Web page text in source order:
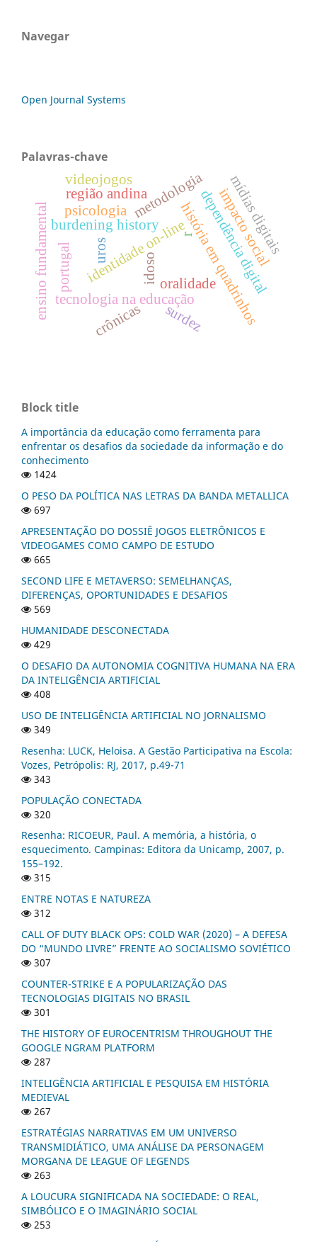
Navegar
Open Journal Systems
Palavras-chave
idoso
identidade on-linehistória em quadrinhos
burdening history
metodologia
oralidadedependência digital
impacto social
psicologia
ensino fundamental tecnologia na educação
mídias digitais
uros
crônicas surdez
região andina
videojogos
r
portugal
Block title
A importância da educação como ferramenta para
enfrentar os desafios da sociedade da informação e do
conhecimento
1424
O PESO DA POLÍTICA NAS LETRAS DA BANDA METALLICA
697
APRESENTAÇÃO DO DOSSIÊ JOGOS ELETRÔNICOS E
VIDEOGAMES COMO CAMPO DE ESTUDO
665
SECOND LIFE E METAVERSO: SEMELHANÇAS,
DIFERENÇAS, OPORTUNIDADES E DESAFIOS
569
HUMANIDADE DESCONECTADA
429
O DESAFIO DA AUTONOMIA COGNITIVA HUMANA NA ERA
DA INTELIGÊNCIA ARTIFICIAL
408
USO DE INTELIGÊNCIA ARTIFICIAL NO JORNALISMO
349
Resenha: LUCK, Heloisa. A Gestão Participativa na Escola:
Vozes, Petrópolis: RJ, 2017, p.49-71
343
POPULAÇÃO CONECTADA
320
Resenha: RICOEUR, Paul. A memória, a história, o
esquecimento. Campinas: Editora da Unicamp, 2007, p.
155–192.
315
ENTRE NOTAS E NATUREZA
312
CALL OF DUTY BLACK OPS: COLD WAR (2020) – A DEFESA
DO “MUNDO LIVRE” FRENTE AO SOCIALISMO SOVIÉTICO
307
COUNTER-STRIKE E A POPULARIZAÇÃO DAS
TECNOLOGIAS DIGITAIS NO BRASIL
301
THE HISTORY OF EUROCENTRISM THROUGHOUT THE
GOOGLE NGRAM PLATFORM
287
INTELIGÊNCIA ARTIFICIAL E PESQUISA EM HISTÓRIA
MEDIEVAL
267
ESTRATÉGIAS NARRATIVAS EM UM UNIVERSO
TRANSMIDIÁTICO, UMA ANÁLISE DA PERSONAGEM
MORGANA DE LEAGUE OF LEGENDS
263
A LOUCURA SIGNIFICADA NA SOCIEDADE: O REAL,
SIMBÓLICO E O IMAGINÁRIO SOCIAL
253